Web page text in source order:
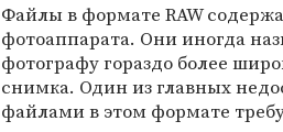
Файлы в формате RAW
фотоаппарата. Они иногда
фотографу гораздо более
снимка. Один из главных
файлами в этом формате